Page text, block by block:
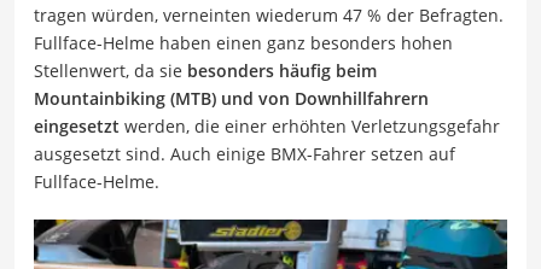
tragen würden, verneinten wiederum 47 % der Befragten.
Fullface-Helme haben einen ganz besonders hohen
Stellenwert, da sie besonders häufig beim
Mountainbiking (MTB) und von Downhillfahrern
eingesetzt werden, die einer erhöhten Verletzungsgefahr
ausgesetzt sind. Auch einige BMX-Fahrer setzen auf
Fullface-Helme.